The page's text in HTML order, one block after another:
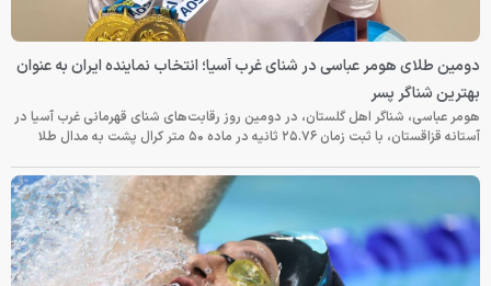
دومین طلای هومر عباسی در شنای غرب آسیا؛ انتخاب نماینده ایران به عنوان
بهترین شناگر پسر
هومر عباسی، شناگر اهل گلستان، در دومین روز رقابت‌های شنای قهرمانی غرب آسیا در
آستانه قزاقستان، با ثبت زمان ۲۵.۷۶ ثانیه در ماده ۵۰ متر کرال پشت به مدال طلا